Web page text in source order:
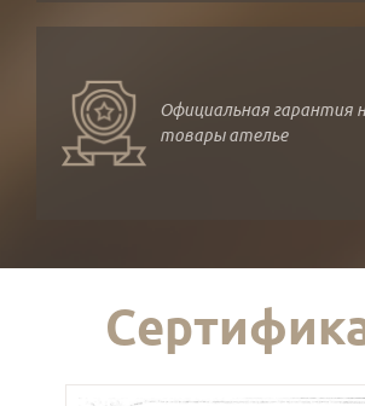
Официальная гарантия
товары ателье